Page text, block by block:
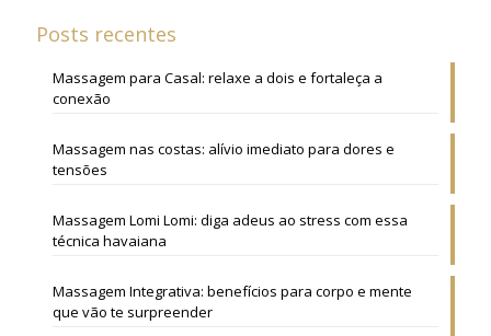
Posts recentes
Massagem para Casal: relaxe a dois e fortaleça a
conexão
Massagem nas costas: alívio imediato para dores e
tensões
Massagem Lomi Lomi: diga adeus ao stress com essa
técnica havaiana
Massagem Integrativa: benefícios para corpo e mente
que vão te surpreender